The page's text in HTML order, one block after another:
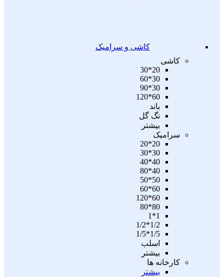
کاشی و سرامیک
کاشی
20*30
30*60
30*90
60*120
باند
تگ گل
بیشتر
سرامیک
20*20
30*30
40*40
40*80
50*50
60*60
60*120
80*80
1*1
1/2*1/2
1/5*1/5
اسلب
بیشتر
کارخانه ها
بیشتر